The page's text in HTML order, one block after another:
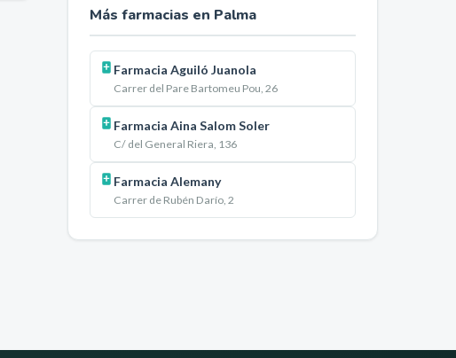
Más farmacias en Palma
Farmacia Aguiló Juanola
Carrer del Pare Bartomeu Pou, 26
Farmacia Aina Salom Soler
C/ del General Riera, 136
Farmacia Alemany
Carrer de Rubén Darío, 2